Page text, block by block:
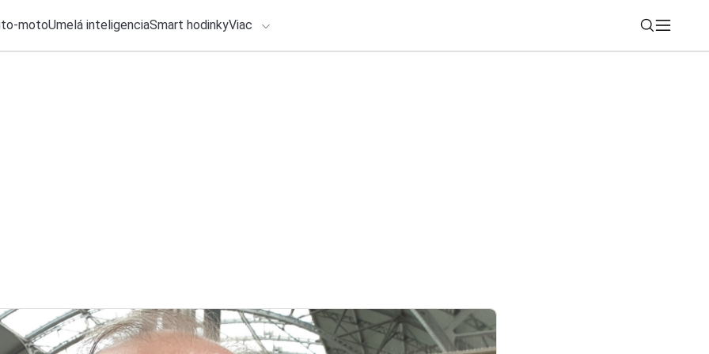
motoUmelá inteligenciaSmart hodinkyViac